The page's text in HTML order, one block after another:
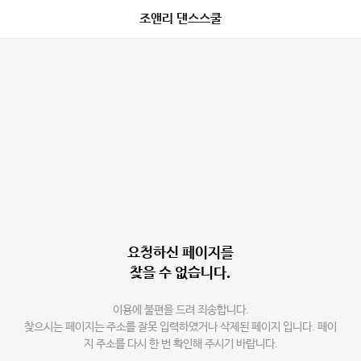
조앤리 댄스스쿨
요청하신 페이지를
찾을 수 없습니다.
이용에 불편을 드려 죄송합니다.
찾으시는 페이지는 주소를 잘못 입력하였거나 삭제된 페이지 입니다. 페이
지 주소를 다시 한 번 확인해 주시기 바랍니다.